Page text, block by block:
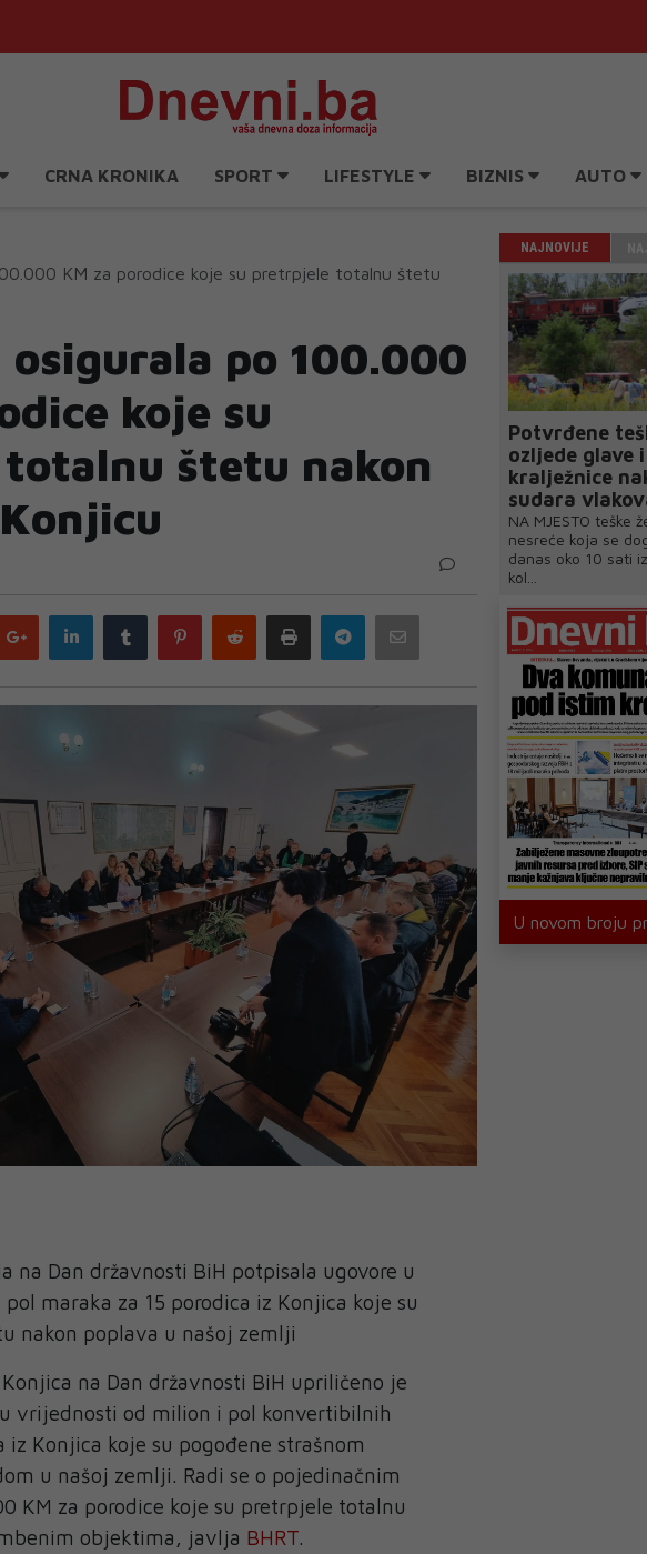
CRNA KRONIKA SPORT LIFESTYLE BIZNIS AUTO
KM za porodice koje su pretrpjele totalnu štetu
osigurala po 100.000
koje su
štetu nakon
Google
plus
LinkedIn Tumblr PinterestReddit Print Telegram
na Dan državnosti BiH potpisala ugovore u
maraka za 15 porodica iz Konjica koje su
nakon poplava u našoj zemlji
na Dan državnosti BiH upriličeno je
vrijednosti od milion i pol konvertibilnih
iz Konjica koje su pogođene strašnom
u našoj zemlji. Radi se o pojedinačnim
KM za porodice koje su pretrpjele totalnu
objektima, javlja BHRT.
NAJNOVIJE
Potvrđene
ozljede glave i
kralježnice
sudara
NA MJESTO teške
nesreće koja se
danas oko 10 sati
kol...
U novom broju